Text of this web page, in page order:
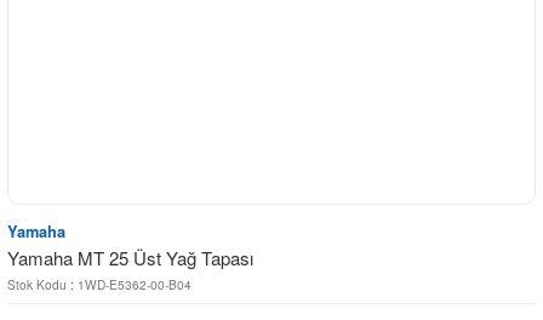
Yamaha
Yamaha MT 25 Üst Yağ Tapası
Stok Kodu : 1WD-E5362-00-B04